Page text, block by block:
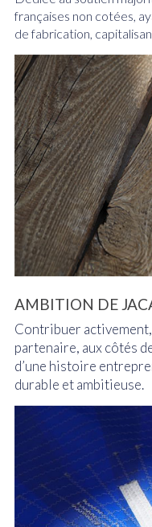
françaises non cotées,
de fabrication,
AMBITION DE
Contribuer
partenaire, aux côtés
d’une histoire
durable et ambitieuse.